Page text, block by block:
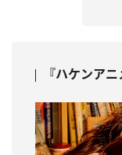
『ハケンアニ